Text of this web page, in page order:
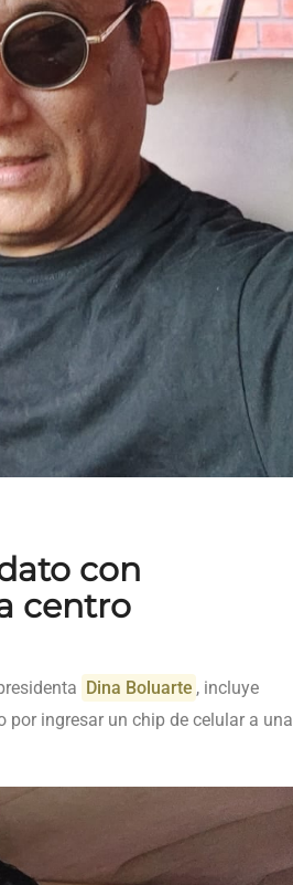
con
centro
Dina Boluarte , incluye
por ingresar un chip de celular a una